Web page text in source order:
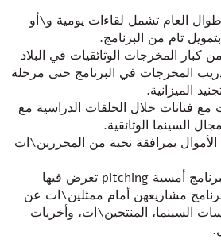
العام تشمل لقاءات يومية و\أو
تام من البرنامج.
المخرجات الوثائقيات في البلاد
المخرجات في البرنامج حتى مرحلة
الميزانية.
فنانات خلال الحلقات الدراسية مع
السينما الوثائقية.
الأموال بمرافقة نخبة من المحررين\ات
ستقام في نهاية البرنامج أمسية pitching تعرض فيها
مشاريعهن أمام ممثلين\ات عن
السينما، المنتجين\ات، وأخريات